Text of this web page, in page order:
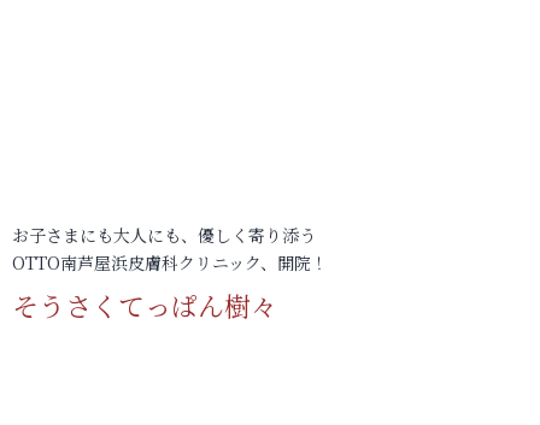
お子さまにも大人にも、優しく寄り添う
OTTO南芦屋浜皮膚科クリニック、開院！
そうさくてっぱん樹々